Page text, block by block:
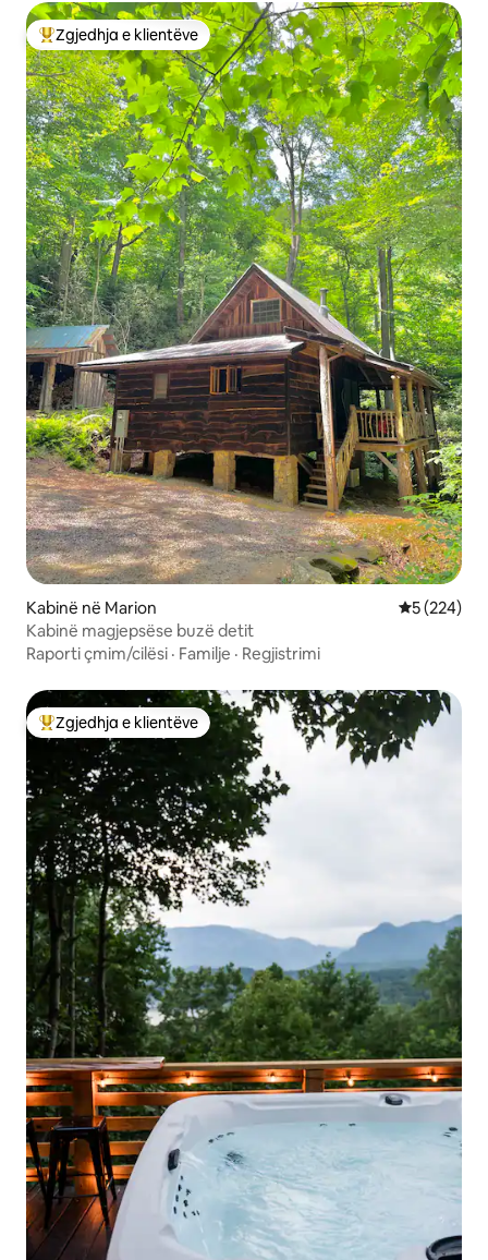
Më të mirat e zgjedhjeve të klientëve
Zgjedhja e klientëve
Kabinë në Marion Vlerësimi
5 (224)
Kabinë magjepsëse buzë detit
Raporti çmim/cilësi · Familje · Regjistrimi
Më të mirat e zgjedhjeve të klientëve
Zgjedhja e klientëve